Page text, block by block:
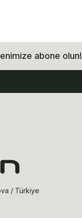
abone olun!
/ Türkiye